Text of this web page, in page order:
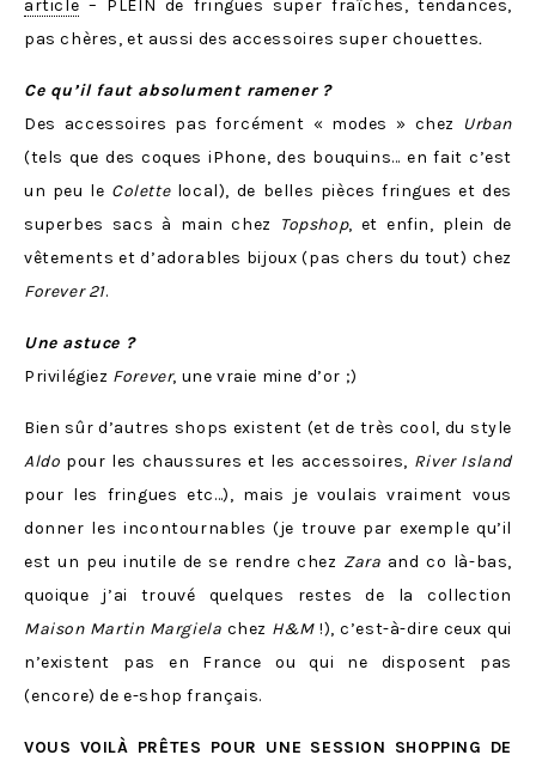
article – PLEIN de fringues super fraîches, tendances,
pas chères, et aussi des accessoires super chouettes.
Ce qu’il faut absolument ramener?
Des accessoires pas forcément « modes » chez
Urban
(tels que des coques iPhone, des bouquins… en fait c’est
un peu le Colettelocal), de belles pièces fringues et des
superbes sacs à main chez
Topshop, et enfin, plein de
vêtements et d’adorables bijoux (pas chers du tout) chez
Forever 21.
Une astuce ?
Privilégiez Forever, une vraie mine d’or ;)
Bien sûr d’autres shops existent (et de très cool, du style
Aldo pour les chaussures et les accessoires, River Island
pour les fringues etc…), mais je voulais vraiment vous
donner les incontournables (je trouve par exemple qu’il
est un peu inutile de se rendre chez Zara and co là-bas,
quoique j’ai trouvé quelques restes de la collection
Maison Martin Margiela chez H&M !), c’est-à-dire ceux qui
n’existent pas en France ou qui ne disposent pas
(encore) de e-shop français.
VOUS VOILÀ PRÊTES POUR UNE SESSION SHOPPING DE